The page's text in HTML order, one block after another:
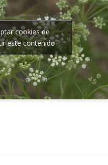
cookies de
este contenido